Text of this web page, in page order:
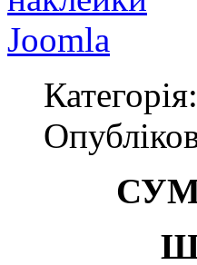
Joomla
Категорія: